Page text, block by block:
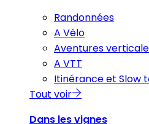
Randonnées
A Vélo
Aventures
A VTT
Itinérance et Slow
Tout voir
Dans les vignes